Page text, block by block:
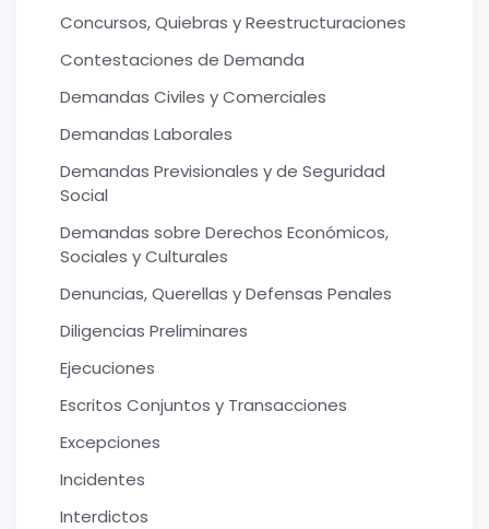
Concursos, Quiebras y Reestructuraciones
Contestaciones de Demanda
Demandas Civiles y Comerciales
Demandas Laborales
Demandas Previsionales y de Seguridad
Social
Demandas sobre Derechos Económicos,
Sociales y Culturales
Denuncias, Querellas y Defensas Penales
Diligencias Preliminares
Ejecuciones
Escritos Conjuntos y Transacciones
Excepciones
Incidentes
Interdictos